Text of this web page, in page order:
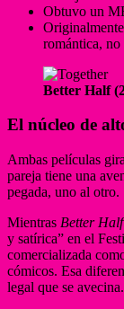
Obtuvo un
romántica, no
Better Half
El núcleo de
Ambas películas
pareja tiene una
pegada, uno al otro.
Mientras Better
y satírica” en el
comercializada
cómicos. Esa
legal que se avecina.